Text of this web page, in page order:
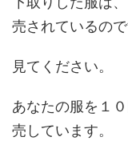
売されているので
見てください。
あなたの服を１
売しています。